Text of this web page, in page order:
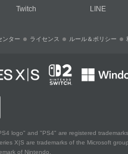
Twitch LINE
ンター ライセンス ルール＆ポリシー
logo" and "PS4" are registered
X|S are trademarks of the Microsoft
of Nintendo.